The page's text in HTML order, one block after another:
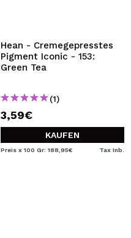
Hean - Cremegepresstes
Pigment Iconic - 153:
Green Tea
(1)
3,59€
KAUFEN
Preis x 100 Gr: 188,95€ Tax Inb.